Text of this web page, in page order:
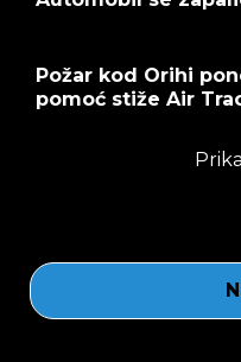
Požar kod Orihi
pomoć stiže Air